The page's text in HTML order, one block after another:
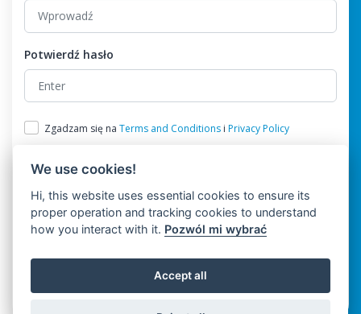
Potwierdź hasło
Zgadzam się na Terms and Conditionsi Privacy Policy
Masz już konto?Login
We use cookies!
Hi, this website uses essential cookies to ensure its
proper operation and tracking cookies to understand
how you interact with it. Pozwól mi wybrać
Accept all